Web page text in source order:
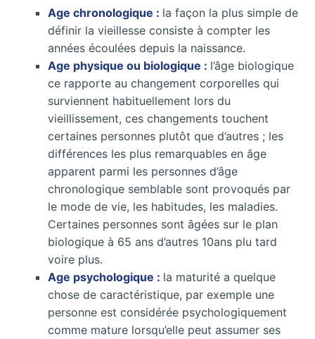
Age chronologique : la façon la plus simple de
définir la vieillesse consiste à compter les
années écoulées depuis la naissance.
Age physique ou biologique : l’âge biologique
ce rapporte au changement corporelles qui
surviennent habituellement lors du
vieillissement, ces changements touchent
certaines personnes plutôt que d’autres ; les
différences les plus remarquables en âge
apparent parmi les personnes d’âge
chronologique semblable sont provoqués par
le mode de vie, les habitudes, les maladies.
Certaines personnes sont âgées sur le plan
biologique à 65 ans d’autres 10ans plu tard
voire plus.
Age psychologique : la maturité a quelque
chose de caractéristique, par exemple une
personne est considérée psychologiquement
comme mature lorsqu’elle peut assumer ses